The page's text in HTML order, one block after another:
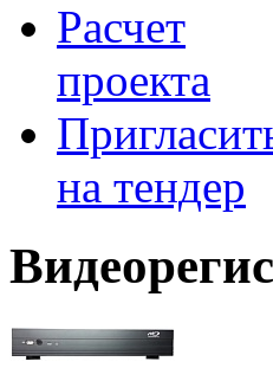
Расчет
проекта
на тендер